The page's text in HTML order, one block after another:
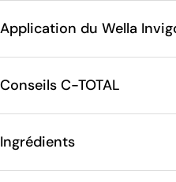
Application du Wella
Conseils C-TOTAL
Ingrédients